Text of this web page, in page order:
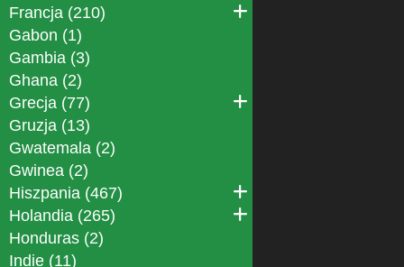
Francja (210)
Gabon (1)
Gambia (3)
Ghana (2)
Grecja (77)
Gruzja (13)
Gwatemala (2)
Gwinea (2)
Hiszpania (467)
Holandia (265)
Honduras (2)
Indie (11)